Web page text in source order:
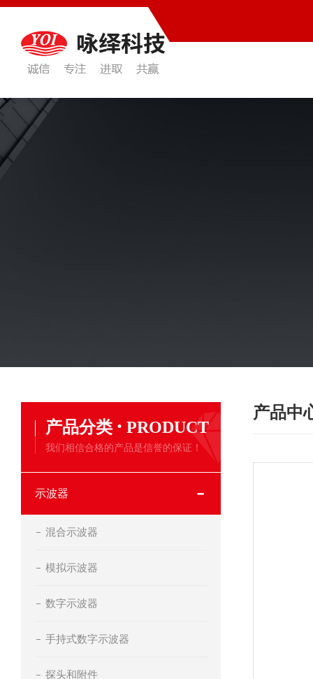
产品分类 · PRODUCT
我们相信合格的产品是信誉的保证！
示波器
混合示波器
模拟示波器
数字示波器
手持式数字示波器
探头和附件
产品中